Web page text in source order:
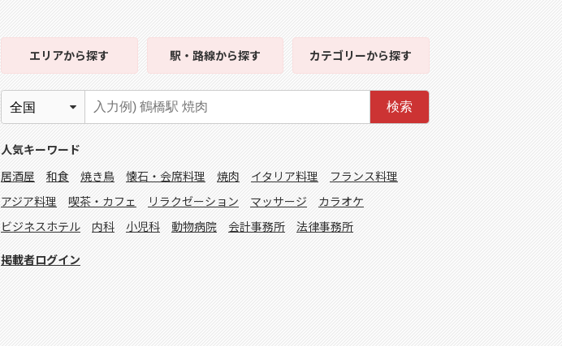
エリアから探す 駅・路線から探す カテゴリーから探す
検索
人気キーワード
居酒屋
和食 焼き鳥 懐石・会席料理 焼肉 イタリア料理
フランス料理
アジア料理
喫茶・カフェ リラクゼーション マッサージ
カラオケ
ビジネスホテル
内科 小児科 動物病院 会計事務所 法律事務所
掲載者ログイン